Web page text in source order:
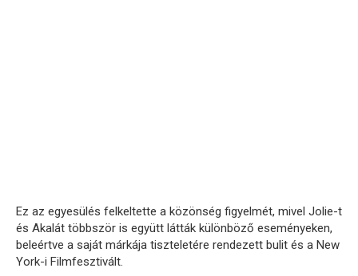
Ez az egyesülés felkeltette a közönség figyelmét, mivel Jolie-t
és Akalát többször is együtt látták különböző eseményeken,
beleértve a saját márkája tiszteletére rendezett bulit és a New
York-i Filmfesztivált.